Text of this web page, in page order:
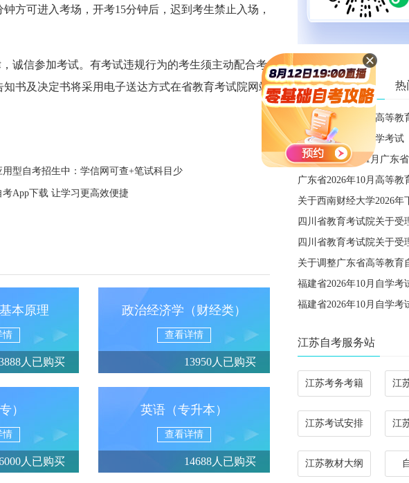
方可进入考场，开考15分钟后，迟到考生禁止入场，
诚信参加考试。有考试违规行为的考生须主动配合考
书及决定书将采用电子送达方式在省教育考试院网站
用型自考招生中：学信网可查+笔试科目少
考App下载 让学习更高效便捷
本原理
情
人已购买
政治经济学（财经类）
查看详情
13950人已购买
）
情
人已购买
英语（专升本）
查看详情
14688人已购买
相关资讯推荐 热
宁夏2026年下半年高等
广东省2026年10月高等
福建省2026年10月自学考
福建省2026年10月自学考
江苏自考服务站
江苏考务考籍 江
江苏考试安排 江
江苏教材大纲